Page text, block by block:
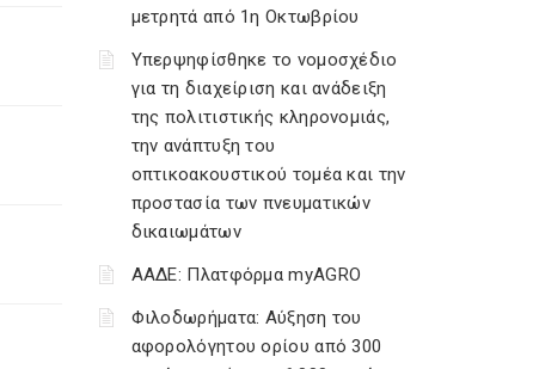
μετρητά από 1η Οκτωβρίου
Υπερψηφίσθηκε το νομοσχέδιο
για τη διαχείριση και ανάδειξη
της πολιτιστικής κληρονομιάς,
την ανάπτυξη του
οπτικοακουστικού τομέα και την
προστασία των πνευματικών
δικαιωμάτων
ΑΑΔΕ: Πλατφόρμα myAGRO
Φιλοδωρήματα: Αύξηση του
αφορολόγητου ορίου από 300